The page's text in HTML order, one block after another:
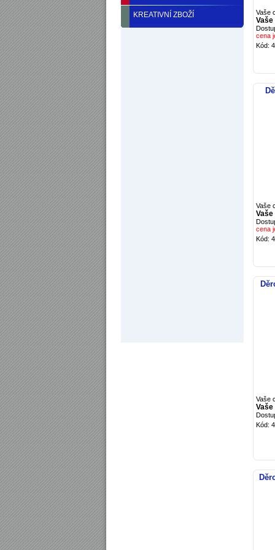
KREATIVNÍ ZBOŽÍ Vaše
Vaše
cena
Kód:
Vaše
Vaše
cena
Kód:
Vaše
Vaše
Kód: